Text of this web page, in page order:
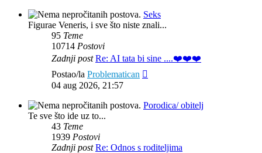
Seks
Figurae Veneris, i sve što niste znali...
95 Teme
10714 Postovi
Zadnji post Re: AI tata bi sine ....❤️❤️❤️
Postao/la Problematican
04 aug 2026, 21:57
Porodica/ obitelj
Te sve što ide uz to...
43 Teme
1939 Postovi
Zadnji post Re: Odnos s roditeljima